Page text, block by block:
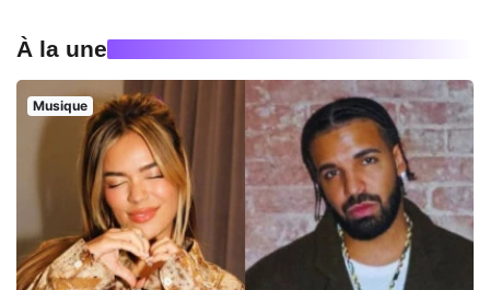
À la une
Musique